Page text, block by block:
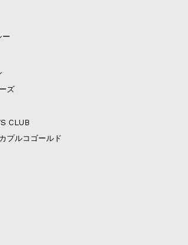
ー
ズ
CLUB
プルコゴールド